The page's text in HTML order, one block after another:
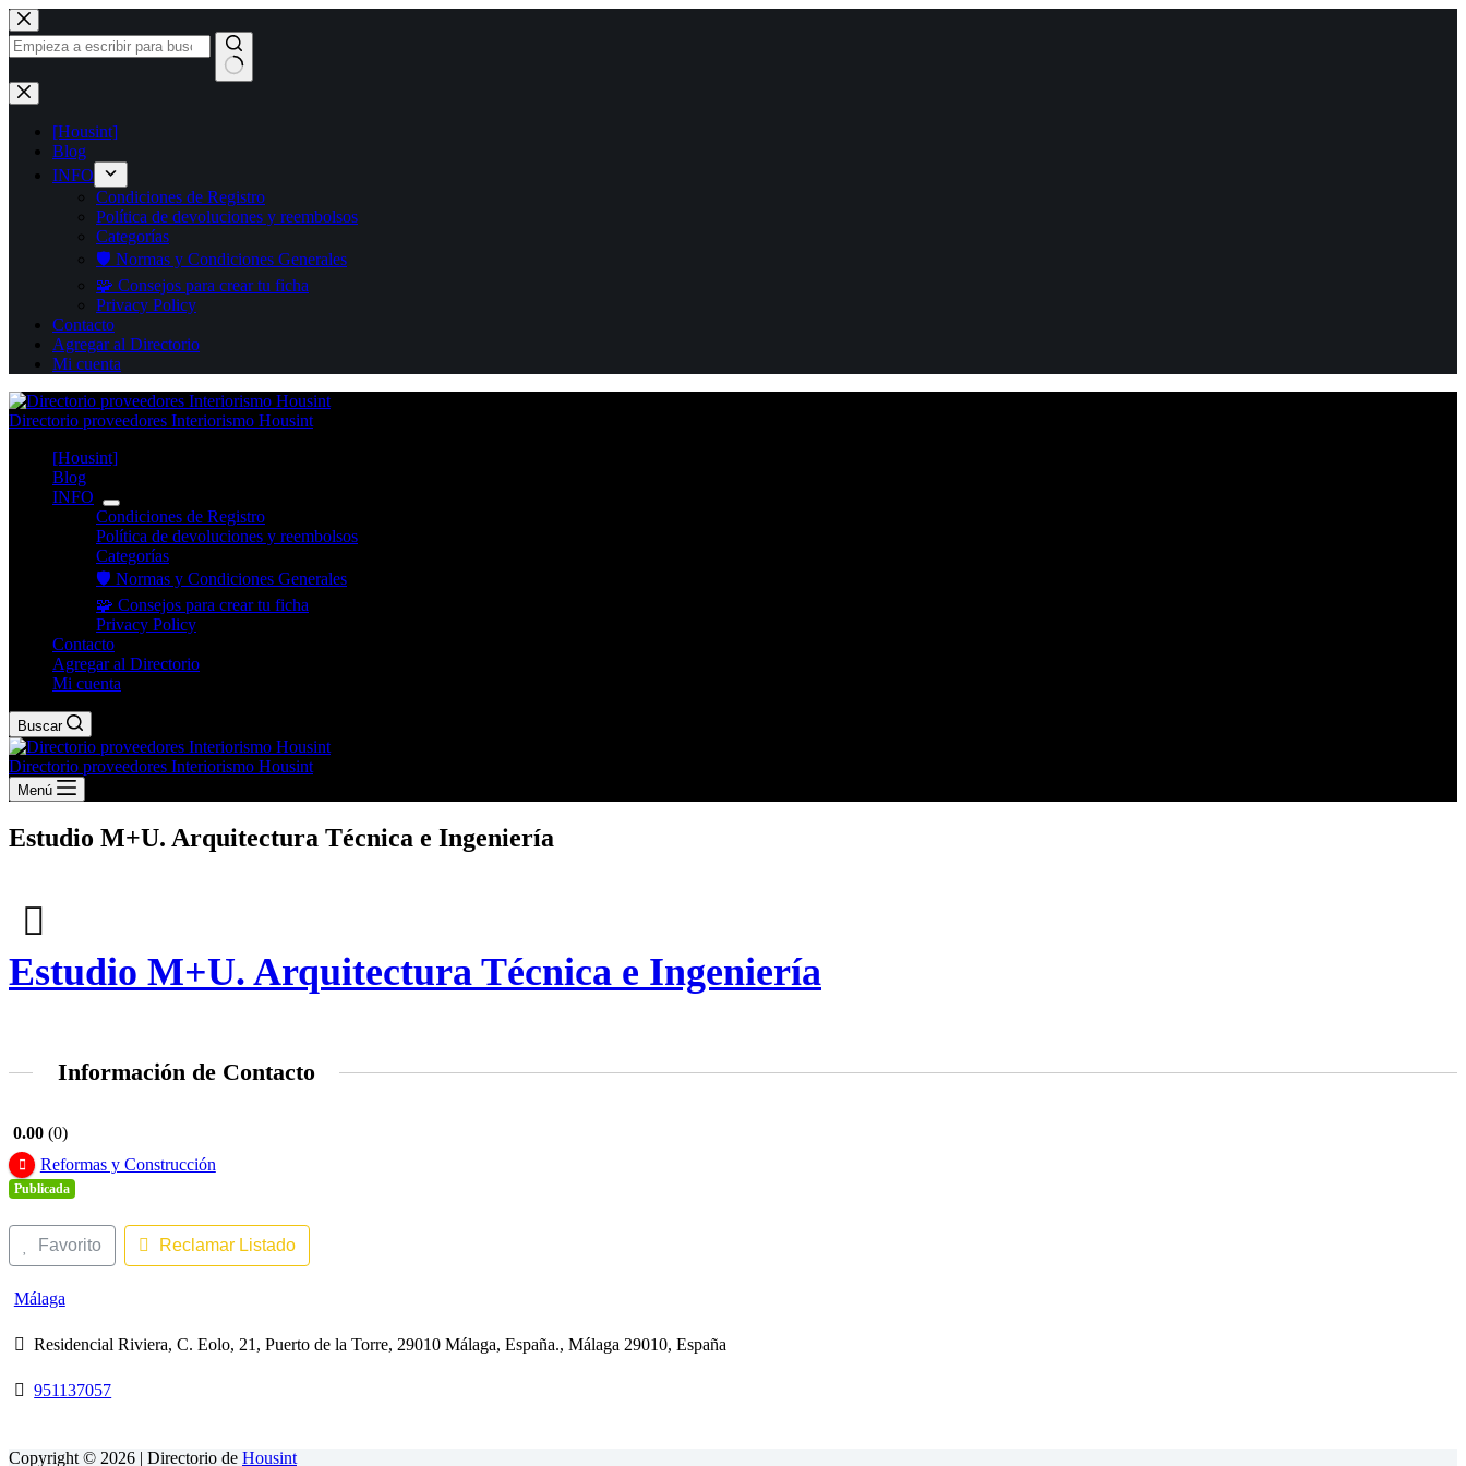
Saltar
al
contenido
Sin
resultados
[Housint]
Blog
INFO
Condiciones de Registro
Política de devoluciones y reembolsos
Categorías
🛡️ Normas y Condiciones Generales
🧩 Consejos para crear tu ficha
Privacy Policy
Contacto
Agregar al Directorio
Mi cuenta
Directorio proveedores Interiorismo Housint
[Housint]
Blog
INFO
Condiciones de Registro
Política de devoluciones y reembolsos
Categorías
🛡️ Normas y Condiciones Generales
🧩 Consejos para crear tu ficha
Privacy Policy
Contacto
Agregar al Directorio
Mi cuenta
Buscar
Directorio proveedores Interiorismo Housint
Menú
Estudio M+U. Arquitectura Técnica e Ingeniería
Estudio M+U. Arquitectura Técnica e Ingeniería
Información de Contacto
0.00 0
Reformas y Construcción
Publicada
Favorito Reclamar Listado
Málaga
Residencial Riviera, C. Eolo, 21, Puerto de la Torre, 29010 Málaga, España., Málaga 29010, España
951137057
Copyright © 2026 | Directorio de Housint